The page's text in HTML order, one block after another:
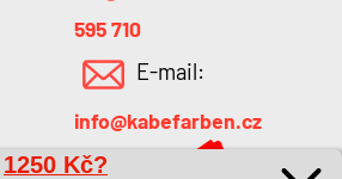
595 710
E-mail:
info@kabefarben.cz
1250 Kč?